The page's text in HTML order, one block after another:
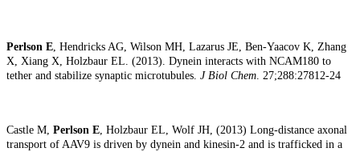
Perlson E, Hendricks AG, Wilson MH, Lazarus JE, Ben-Yaacov K, Zhang
X, Xiang X, Holzbaur EL. (2013). Dynein interacts with NCAM180 to
tether and stabilize synaptic microtubules. J Biol Chem. 27;288:27812-24
Castle M, Perlson E, Holzbaur EL, Wolf JH, (2013) Long-distance axonal
transport of AAV9 is driven by dynein and kinesin-2 and is trafficked in a